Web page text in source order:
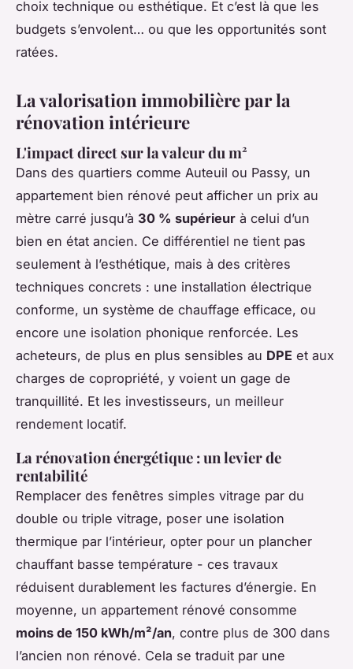
choix technique ou esthétique. Et c’est là que les
budgets s’envolent… ou que les opportunités sont
ratées.
La valorisation immobilière par la
rénovation intérieure
L'impact direct sur la valeur du m²
Dans des quartiers comme Auteuil ou Passy, un
appartement bien rénové peut afficher un prix au
mètre carré jusqu’à 30 % supérieur à celui d’un
bien en état ancien. Ce différentiel ne tient pas
seulement à l’esthétique, mais à des critères
techniques concrets : une installation électrique
conforme, un système de chauffage efficace, ou
encore une isolation phonique renforcée. Les
acheteurs, de plus en plus sensibles au DPE et aux
charges de copropriété, y voient un gage de
tranquillité. Et les investisseurs, un meilleur
rendement locatif.
La rénovation énergétique : un levier de
rentabilité
Remplacer des fenêtres simples vitrage par du
double ou triple vitrage, poser une isolation
thermique par l’intérieur, opter pour un plancher
chauffant basse température - ces travaux
réduisent durablement les factures d’énergie. En
moyenne, un appartement rénové consomme
moins de 150 kWh/m²/an, contre plus de 300 dans
l’ancien non rénové. Cela se traduit par une